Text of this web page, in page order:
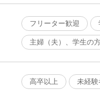
フリーター歓迎
主婦（夫）、学生の
高卒以上
未経